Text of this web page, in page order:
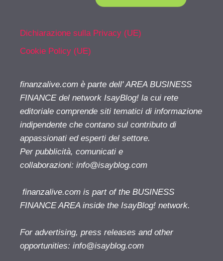
Dichiarazione sulla Privacy (UE)
Cookie Policy (UE)
finanzalive.com è parte dell' AREA BUSINESS
FINANCE del network IsayBlog! la cui rete
editoriale comprende siti tematici di informazione
indipendente che contano sul contributo di
appassionati ed esperti del settore.
Per pubblicità, comunicati e
collaborazioni: info@isayblog.com
finanzalive.com is part of the BUSINESS
FINANCE AREA inside the IsayBlog! network.
For advertising, press releases and other
opportunities: info@isayblog.com